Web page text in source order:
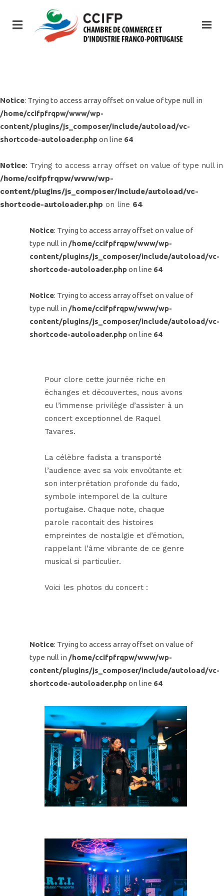
Notice: Trying to access array offset on value of type null in
/home/ccifpfrqpw/www/wp-
content/plugins/js_composer/include/autoload/vc-
shortcode-autoloader.phpon line 64
Notice: Trying to access array offset on value of type null in
/home/ccifpfrqpw/www/wp-
content/plugins/js_composer/include/autoload/vc-
shortcode-autoloader.php on line 64
Notice: Trying to access array offset on value of
type null in /home/ccifpfrqpw/www/wp-
content/plugins/js_composer/include/autoload/vc-
shortcode-autoloader.phpon line 64
Notice: Trying to access array offset on value of
type null in /home/ccifpfrqpw/www/wp-
content/plugins/js_composer/include/autoload/vc-
shortcode-autoloader.phpon line 64
Pour clore cette journée riche en
échanges et découvertes, nous avons
eu l’immense privilège d’assister à un
concert exceptionnel de Raquel
Tavares.
La célèbre fadista a transporté
l’audience avec sa voix envoûtante et
son interprétation profonde du fado,
symbole intemporel de la culture
portugaise. Chaque note, chaque
parole racontait des histoires
empreintes de nostalgie et d’émotion,
rappelant l’âme vibrante de ce genre
musical si particulier.
Voici les photos du concert :
Notice: Trying to access array offset on value of
type null in /home/ccifpfrqpw/www/wp-
content/plugins/js_composer/include/autoload/vc-
shortcode-autoloader.phpon line 64